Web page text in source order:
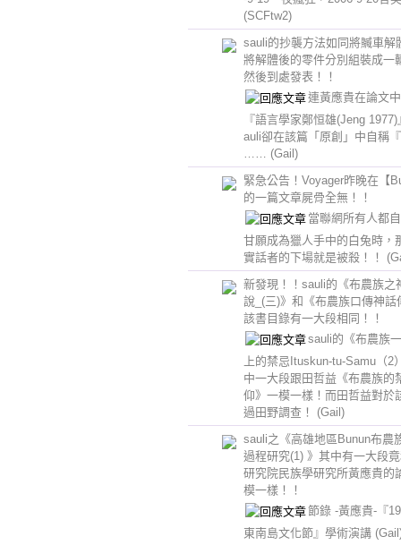
(SCFtw2)
sauli的抄襲方法如同將贓車解
將解體後的零件分別組裝成一
然後到處發表！！
連黃應貴在論文
『語言學家鄭恒雄(Jeng
auli卻在該篇「原創」中自稱
…… (Gail)
緊急公告！Voyager昨晚在【
的一篇文章屍骨全無！！
當聯網所有人都
甘願成為獵人手中的白兔時，
實話者的下場就是被殺！！
新發現！！sauli的《布農族之
說_(三)》和《布農族口傳神話
該書目錄有一大段相同！！
sauli的《布農族
上的禁忌Ituskun-tu-Samu（2
中一大段跟田哲益《布農族的
仰》一模一樣！而田哲益對於
過田野調查！ (Gail)
sauli之《高雄地區Bunun布農
過程研究(1) 》其中有一大段
研究院民族學研究所黃應貴的
模一樣！！
節錄 -黃應貴-『
東南島文化節』學術演講